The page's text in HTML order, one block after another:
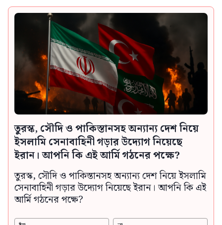
তুরস্ক, সৌদি ও পাকিস্তানসহ অন্যান্য দেশ নিয়ে
ইসলামি সেনাবাহিনী গড়ার উদ্যোগ নিয়েছে
ইরান। আপনি কি এই আর্মি গঠনের পক্ষে?
তুরস্ক, সৌদি ও পাকিস্তানসহ অন্যান্য দেশ নিয়ে ইসলামি
সেনাবাহিনী গড়ার উদ্যোগ নিয়েছে ইরান। আপনি কি এই
আর্মি গঠনের পক্ষে?